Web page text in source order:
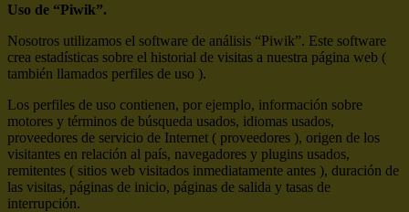
Uso de “Piwik”.
Nosotros utilizamos el software de análisis “Piwik”. Este software
crea estadísticas sobre el historial de visitas a nuestra página web (
también llamados perfiles de uso ).
Los perfiles de uso contienen, por ejemplo, información sobre
motores y términos de búsqueda usados, idiomas usados,
proveedores de servicio de Internet ( proveedores ), origen de los
visitantes en relación al país, navegadores y plugins usados,
remitentes ( sitios web visitados inmediatamente antes ), duración de
las visitas, páginas de inicio, páginas de salida y tasas de
interrupción.